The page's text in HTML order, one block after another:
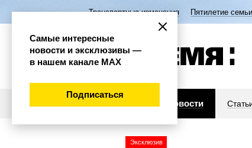
Транспортные изменения Пятилетие
Новости
Эксклюзив
Самые интересные
новости и эксклюзивы —
в нашем канале МАХ
Подписаться